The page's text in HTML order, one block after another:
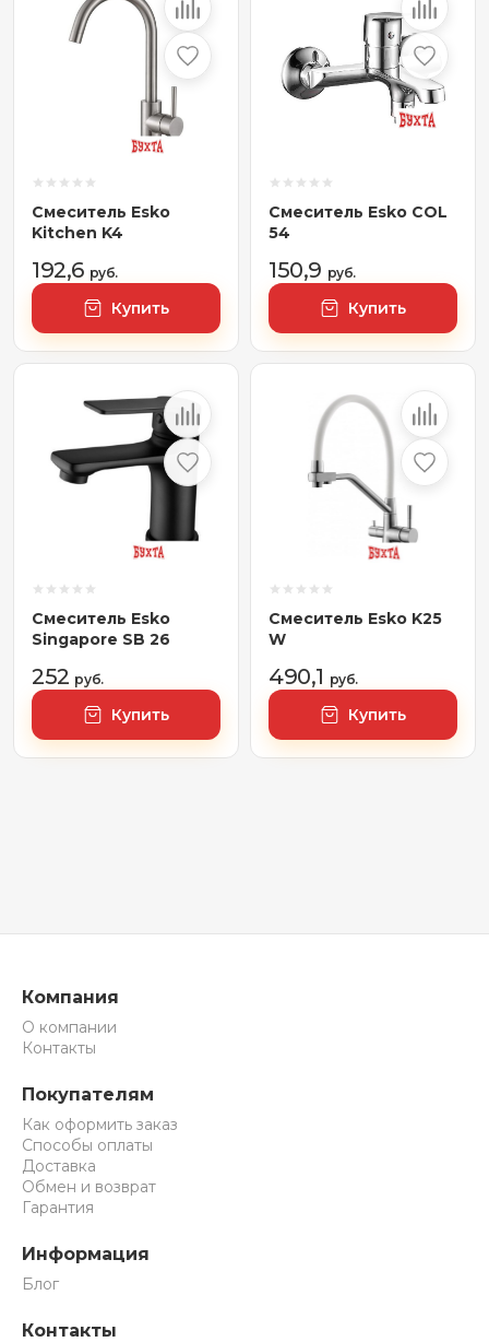
Смеситель Esko
Kitchen K4
192,6 руб.
Купить
Смеситель Esko COL
54
150,9 руб.
Купить
Смеситель Esko
Singapore SB 26
252 руб.
Купить
Смеситель Esko K25
W
490,1 руб.
Купить
Компания
О компании
Контакты
Покупателям
Как оформить заказ
Способы оплаты
Доставка
Обмен и возврат
Гарантия
Информация
Блог
Контакты